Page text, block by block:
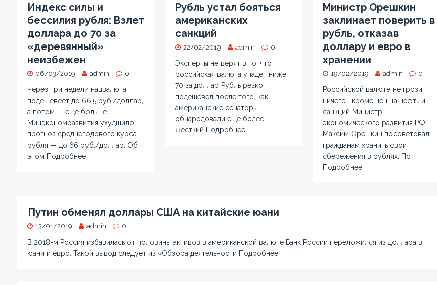
Индекс силы и
бессилия рубля: Взлет
доллара до 70 за
«деревянный»
неизбежен
06/03/2019 admin 0
Через три недели нацвалюта
подешевеет до 66,5 руб./доллар,
а потом — еще больше
Минэкономразвития ухудшило
прогноз среднегодового курса
рубля — до 66 руб./доллар. Об
этом Подробнее
Рубль устал бояться
американских
санкций
22/02/2019 admin 0
Эксперты не верят в то, что
российская валюта упадет ниже
70 за доллар Рубль резко
подешевел после того, как
американские сенаторы
обнародовали еще более
жесткий Подробнее
Министр Орешкин
заклинает поверить в
рубль, отказав
доллару и евро в
хранении
19/02/2019 admin 0
Российской валюте не грозит
ничего… кроме цен на нефть и
санкций Министр
экономического развития РФ
Максим Орешкин посоветовал
гражданам хранить свои
сбережения в рублях. По
Подробнее
Путин обменял доллары США на китайские юани
13/01/2019 admin 0
В 2018-м Россия избавилась от половины активов в американской валюте Банк России переложился из доллара в
юани и евро. Такой вывод следует из «Обзора деятельности Подробнее